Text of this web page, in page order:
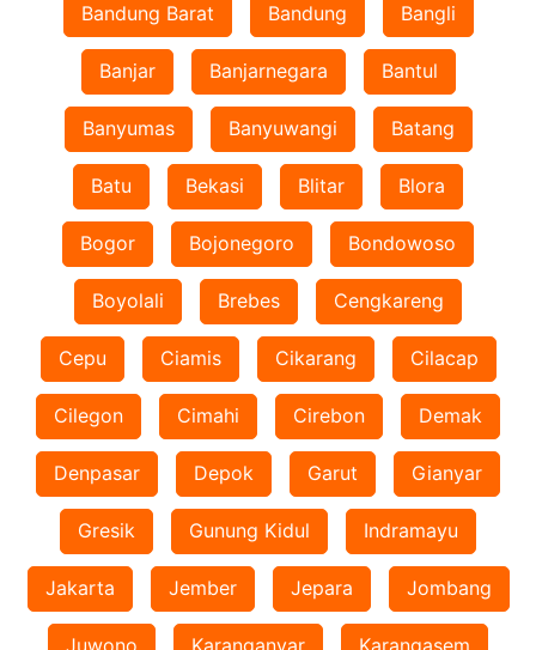
Bandung Barat Bandung Bangli
Banjar Banjarnegara Bantul
Banyumas Banyuwangi Batang
Batu Bekasi Blitar Blora
Bogor Bojonegoro Bondowoso
Boyolali Brebes Cengkareng
Cepu Ciamis Cikarang Cilacap
Cilegon Cimahi Cirebon Demak
Denpasar Depok Garut Gianyar
Gresik Gunung Kidul Indramayu
Jakarta Jember Jepara Jombang